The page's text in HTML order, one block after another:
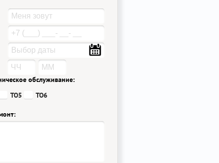
обслуживание:
ТО5 ТО6